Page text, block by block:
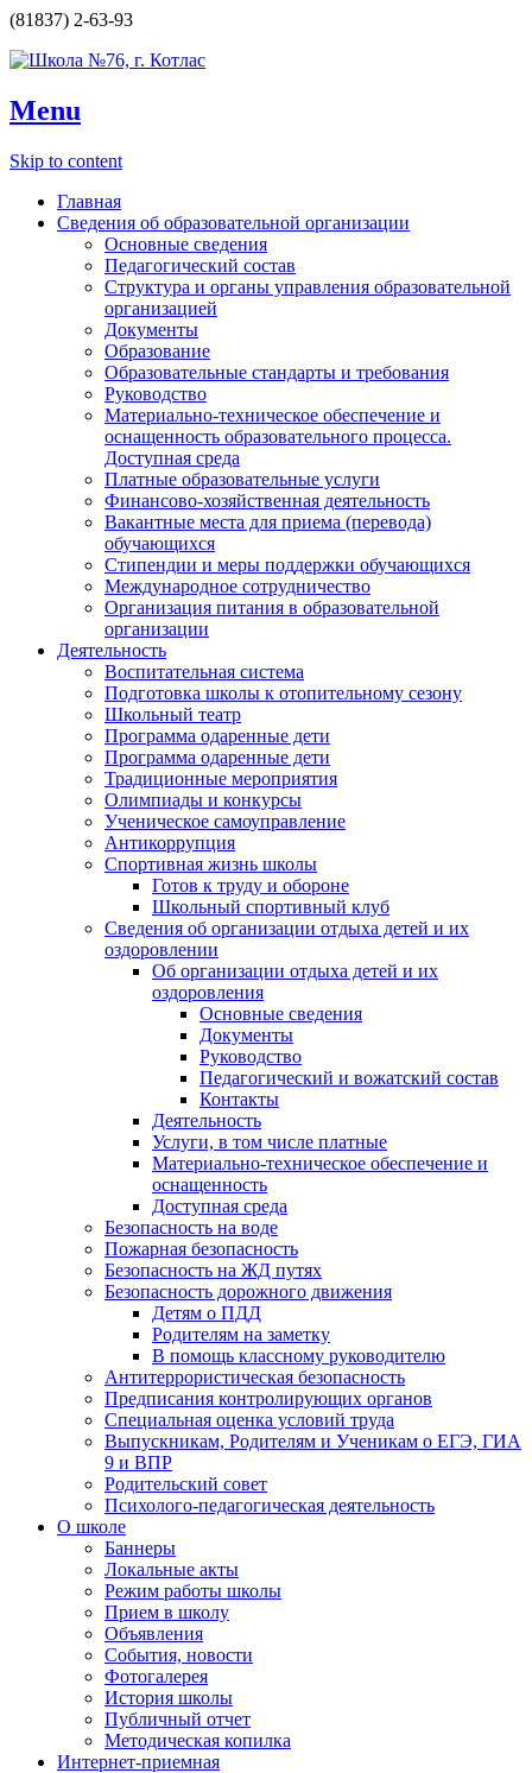
(81837) 2-63-93
Menu
Skip to content
Главная
Сведения об образовательной организации
Основные сведения
Педагогический состав
Структура и органы управления образовательной
организацией
Документы
Образование
Образовательные стандарты и требования
Руководство
Материально-техническое обеспечение и
оснащенность образовательного процесса.
Доступная среда
Платные образовательные услуги
Финансово-хозяйственная деятельность
Вакантные места для приема (перевода)
обучающихся
Стипендии и меры поддержки обучающихся
Международное сотрудничество
Организация питания в образовательной
организации
Деятельность
Воспитательная система
Подготовка школы к отопительному сезону
Школьный театр
Программа одаренные дети
Программа одаренные дети
Традиционные мероприятия
Олимпиады и конкурсы
Ученическое самоуправление
Антикоррупция
Спортивная жизнь школы
Готов к труду и обороне
Школьный спортивный клуб
Сведения об организации отдыха детей и их
оздоровлении
Об организации отдыха детей и их
оздоровления
Основные сведения
Документы
Руководство
Педагогический и вожатский состав
Контакты
Деятельность
Услуги, в том числе платные
Материально-техническое обеспечение и
оснащенность
Доступная среда
Безопасность на воде
Пожарная безопасность
Безопасность на ЖД путях
Безопасность дорожного движения
Детям о ПДД
Родителям на заметку
В помощь классному руководителю
Антитеррористическая безопасность
Предписания контролирующих органов
Специальная оценка условий труда
Выпускникам, Родителям и Ученикам о ЕГЭ, ГИА
9 и ВПР
Родительский совет
Психолого-педагогическая деятельность
О школе
Баннеры
Локальные акты
Режим работы школы
Прием в школу
Объявления
События, новости
Фотогалерея
История школы
Публичный отчет
Методическая копилка
Интернет-приемная